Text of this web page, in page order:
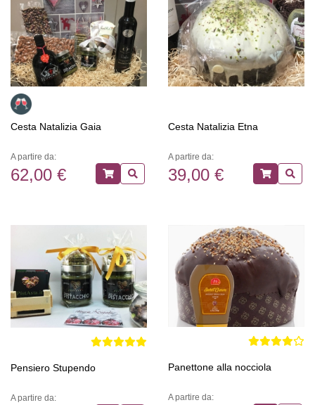
Cesta Natalizia Gaia
A partire da:
62,00 €
Cesta Natalizia Etna
A partire da:
39,00 €
Pensiero Stupendo
A partire da:
Panettone alla nocciola
A partire da: